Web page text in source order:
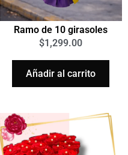
Ramo de 10 girasoles
$1,299.00
Añadir al carrito